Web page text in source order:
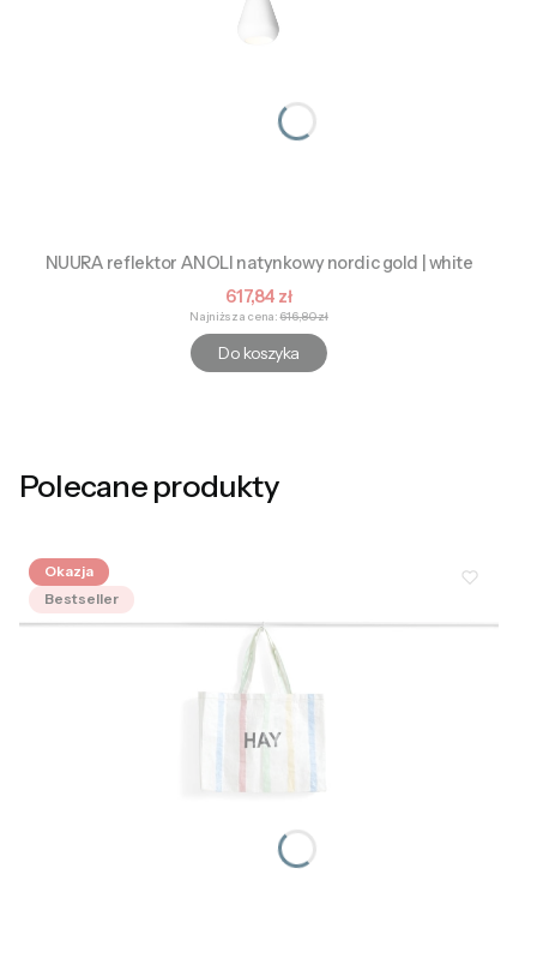
NUURA reflektor ANOLI natynkowy nordic gold | white
Cena promocyjna
617,84 zł
Najniższa cena: 616,80 zł
Do koszyka
Polecane produkty
Okazja
Bestseller